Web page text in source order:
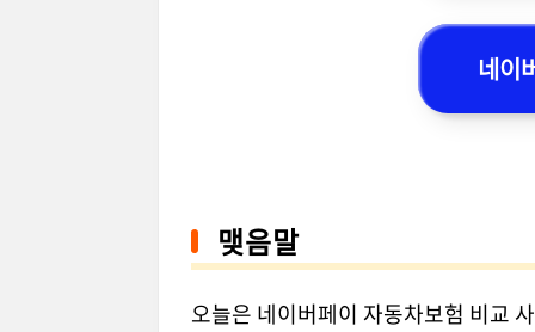
네이
맺음말
오늘은 네이버페이 자동차보험 비교